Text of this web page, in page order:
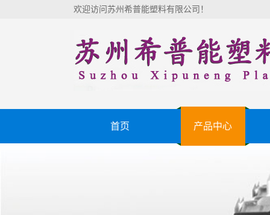
欢迎访问苏州希普能塑料有限公司！
首页 产品中心